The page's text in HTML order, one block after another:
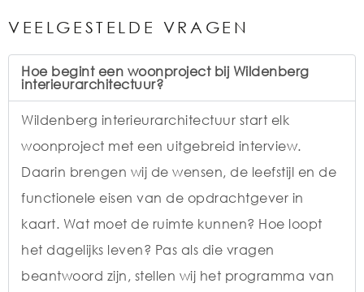
VEELGESTELDE VRAGEN
Hoe begint een woonproject bij Wildenberg
interieurarchitectuur?
Wildenberg interieurarchitectuur start elk
woonproject met een uitgebreid interview.
Daarin brengen wij de wensen, de leefstijl en de
functionele eisen van de opdrachtgever in
kaart. Wat moet de ruimte kunnen? Hoe loopt
het dagelijks leven? Pas als die vragen
beantwoord zijn, stellen wij het programma van